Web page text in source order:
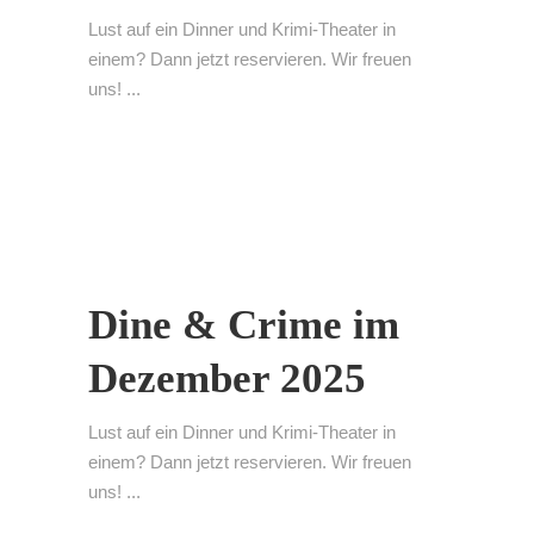
Lust auf ein Dinner und Krimi-Theater in
einem? Dann jetzt reservieren. Wir freuen
uns! ...
Dine & Crime im
Dezember 2025
Lust auf ein Dinner und Krimi-Theater in
einem? Dann jetzt reservieren. Wir freuen
uns! ...